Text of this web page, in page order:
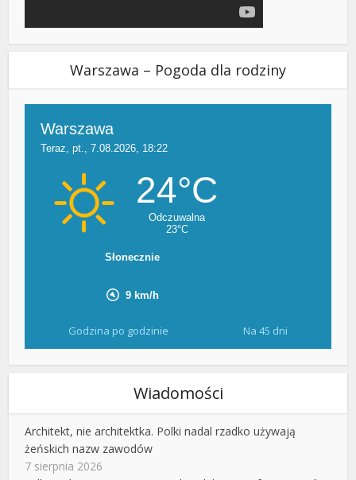
Warszawa – Pogoda dla rodziny
Godzina po godzinie Na 45 dni
Wiadomości
Architekt, nie architektka. Polki nadal rzadko używają
żeńskich nazw zawodów
7 sierpnia 2026